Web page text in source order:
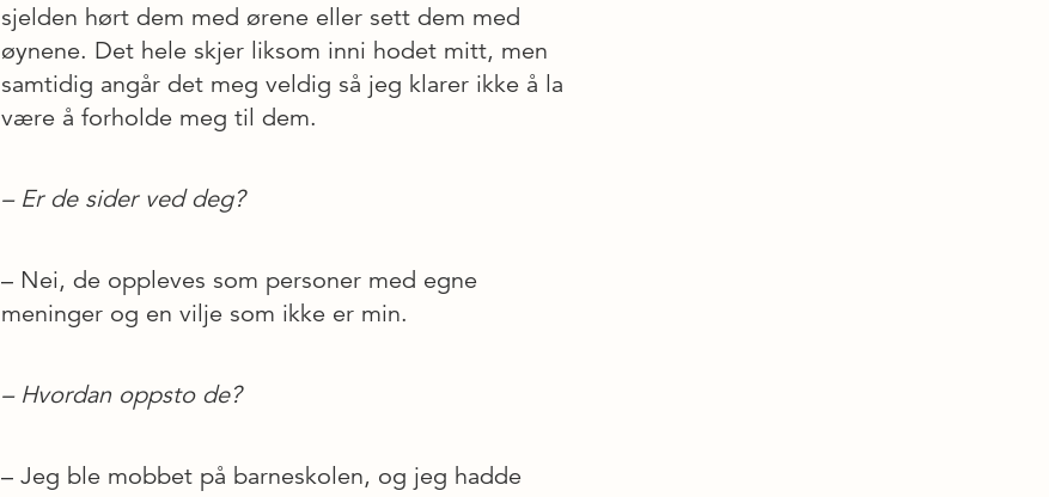
sjelden hørt dem med ørene eller sett dem med
øynene. Det hele skjer liksom inni hodet mitt, men
samtidig angår det meg veldig så jeg klarer ikke å la
være å forholde meg til dem.
– Er de sider ved deg?
– Nei, de oppleves som personer med egne
meninger og en vilje som ikke er min.
– Hvordan oppsto de?
– Jeg ble mobbet på barneskolen, og jeg hadde